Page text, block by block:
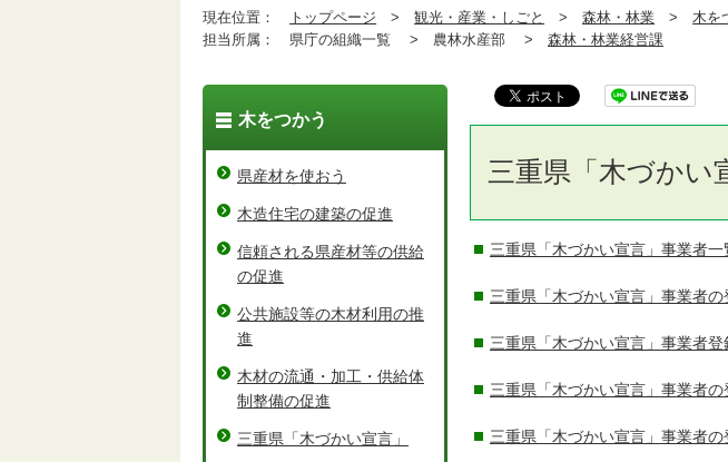
現在位置： トップページ > 観光・産業・しごと > 森林・林業 > 木を
担当所属：
県庁の組織一覧 > 農林水産部 > 森林・林業経営課
三重県「木づかい
三重県「木づかい宣言」事業者一
三重県「木づかい宣言」事業者
三重県「木づかい宣言」事業者
三重県「木づかい宣言」事業者
三重県「木づかい宣言」事業者
木をつかう
県産材を使おう
木造住宅の建築の促進
信頼される県産材等の供給
の促進
公共施設等の木材利用の推
進
木材の流通・加工・供給体
制整備の促進
三重県「木づかい宣言」